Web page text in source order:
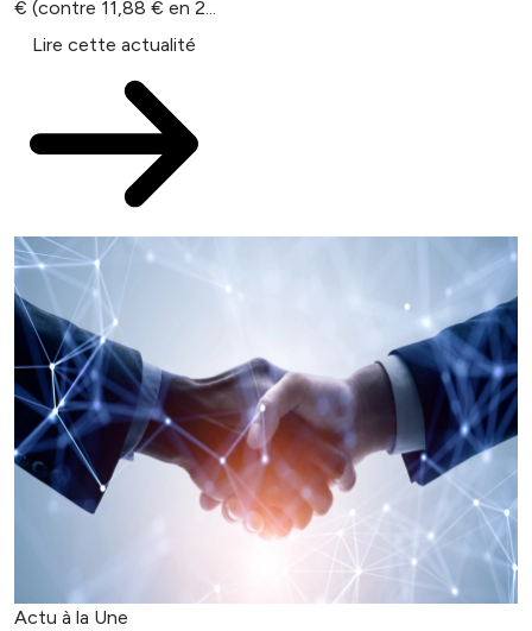
€ (contre 11,88 € en 2...
Lire cette actualité
Actu à la Une